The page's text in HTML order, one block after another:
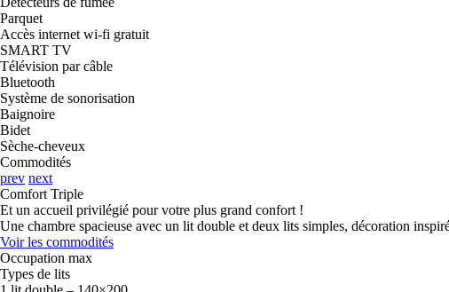
Parquet
Accès internet wi-fi gratuit
SMART TV
Télévision par câble
Bluetooth
Système de sonorisation
Baignoire
Bidet
Sèche-cheveux
Commodités
prev next
Comfort Triple
Et un accueil privilégié pour votre plus grand confort !
Une chambre spacieuse avec un lit double et deux lits simples, décoration
Voir les commodités
Occupation max
Types de lits